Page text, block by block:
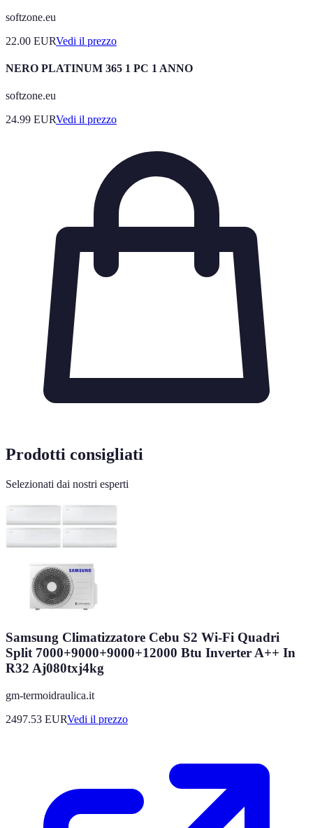
softzone.eu
22.00 EURVedi il prezzo
NERO PLATINUM 365 1 PC 1 ANNO
softzone.eu
24.99 EURVedi il prezzo
Prodotti consigliati
Selezionati dai nostri esperti
Samsung Climatizzatore Cebu S2 Wi-Fi Quadri
Split 7000+9000+9000+12000 Btu Inverter A++ In
R32 Aj080txj4kg
gm-termoidraulica.it
2497.53 EURVedi il prezzo